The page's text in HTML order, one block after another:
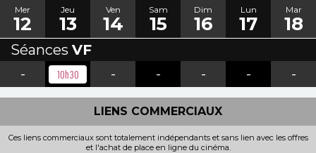
Mer
12
Jeu
13
Ven
14
Sam
15
Dim
16
Lun
17
Mar
18
Séances VF
-
10h30 - - - - -
LIENS COMMERCIAUX
Ces liens commerciaux sont totalement indépendants et sans lien avec les offres
et l'achat de place en ligne du cinéma.